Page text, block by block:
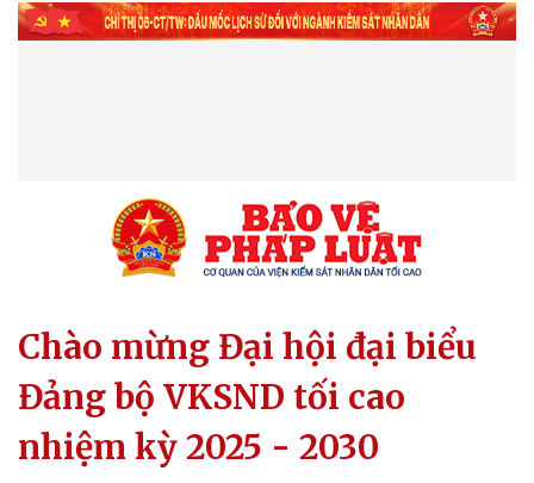
Chào mừng Đại hội đại biểu
Đảng bộ VKSND tối cao
nhiệm kỳ 2025 - 2030